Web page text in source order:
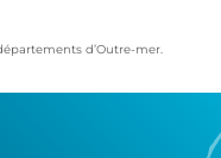
d’Outre-mer.